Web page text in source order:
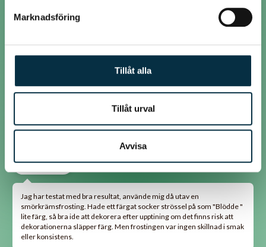
Marknadsföring
Tillåt alla
Tillåt urval
Avvisa
på mitt jobb fryser vi ibland in kakor typ "Kärleksmums" ifall vi får
många över och dom är minst lika fina när dom tinat. Jag hade provat i
Har du bara en vanlig sockerbaserad frosting kommer den att blötas
upp och flyta ut vid upptiningen. Har inte testat med nån annan
frosting, så i övrigt kan jag inte säga nåt om det.
@hertram
Jag har testat med bra resultat, använde mig då utav en
smörkrämsfrosting. Hade ett färgat socker strössel på som "Blödde "
lite färg, så bra ide att dekorera efter upptining om det finns risk att
dekorationerna släpper färg. Men frostingen var ingen skillnad i smak
eller konsistens.